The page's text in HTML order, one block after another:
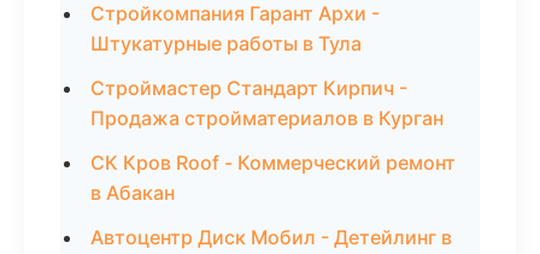
Стройкомпания Гарант Архи -
Штукатурные работы в Тула
Строймастер Стандарт Кирпич -
Продажа стройматериалов в Курган
СК Кров Roof - Коммерческий ремонт
в Абакан
Автоцентр Диск Мобил - Детейлинг в